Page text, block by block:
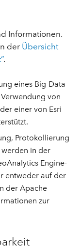
Informationen.
der Übersicht
.
eines Big-Data-
von
einer von Esri
Protokollierung
in der
Engine-
entweder auf der
der Apache
zur